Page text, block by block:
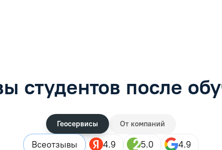
студентов после
Геосервисы От компаний
Всеотзывы 4.9 5.0 4.9